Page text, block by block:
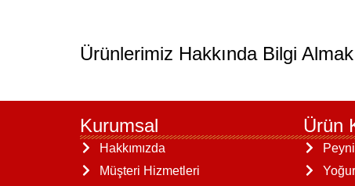
Ürünlerimiz Hakkında Bilgi
Kurumsal
Hakkımızda
Müşteri Hizmetleri
Ürün